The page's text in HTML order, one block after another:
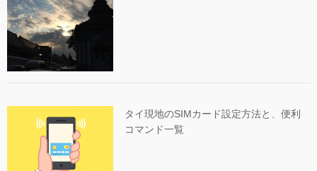
タイ現地のSIMカード設定方法と、便利
コマンド一覧